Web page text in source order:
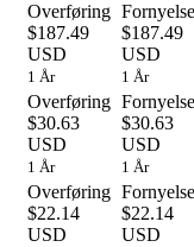
Overføring
$187.49
USD
1 År
Fornyelse
$187.49
USD
1 År
Overføring
$30.63
USD
1 År
Fornyelse
$30.63
USD
1 År
Overføring
$22.14
USD
Fornyelse
$22.14
USD